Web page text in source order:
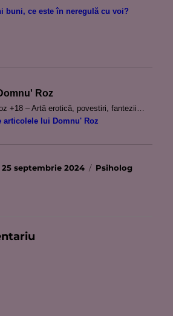
buni, ce este în neregulă cu voi?
Roz
+18 – Artă erotică, povestiri, fantezii…
articolele lui Domnu' Roz
Publicat
25 septembrie 2024 Categorii
Psiholog